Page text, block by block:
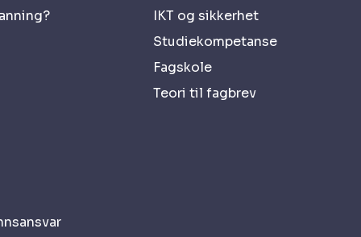
IKT og sikkerhet
Studiekompetanse
Fagskole
Teori til fagbrev